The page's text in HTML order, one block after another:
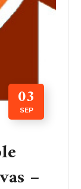
03
SEP
–